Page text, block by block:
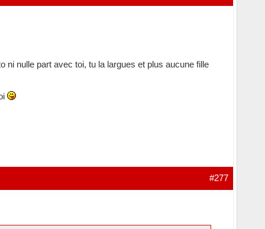
ni nulle part avec toi, tu la largues et plus aucune fille
#277